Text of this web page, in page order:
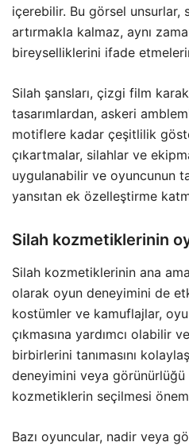
içerebilir. Bu görsel unsurlar,
artırmakla kalmaz, aynı
bireyselliklerini ifade
Silah şansları, çizgi film
tasarımlardan, askeri
motiflere kadar çeşitlilik
çıkartmalar, silahlar ve
uygulanabilir ve oyuncunun
yansıtan ek özelleştirme
Silah kozmetiklerinin
Silah kozmetiklerinin ana
olarak oyun deneyimini de
kostümler ve kamuflajlar,
çıkmasına yardımcı olabilir
birbirlerini tanımasını
deneyimini veya görünürlüğü
kozmetiklerin seçilmesi
Bazı oyuncular, nadir veya